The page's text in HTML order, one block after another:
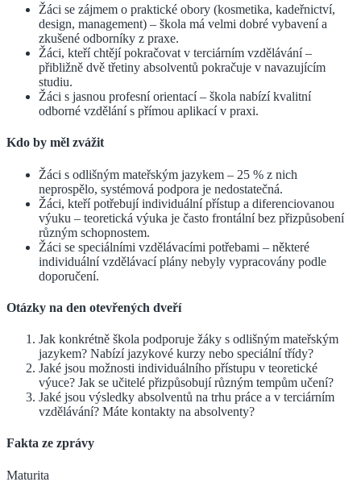
Žáci se zájmem o praktické obory (kosmetika, kadeřnictví,
design, management) – škola má velmi dobré vybavení a
zkušené odborníky z praxe.
Žáci, kteří chtějí pokračovat v terciárním vzdělávání –
přibližně dvě třetiny absolventů pokračuje v navazujícím
studiu.
Žáci s jasnou profesní orientací – škola nabízí kvalitní
odborné vzdělání s přímou aplikací v praxi.
Kdo by měl zvážit
Žáci s odlišným mateřským jazykem – 25 % z nich
neprospělo, systémová podpora je nedostatečná.
Žáci, kteří potřebují individuální přístup a diferenciovanou
výuku – teoretická výuka je často frontální bez přizpůsobení
různým schopnostem.
Žáci se speciálními vzdělávacími potřebami – některé
individuální vzdělávací plány nebyly vypracovány podle
doporučení.
Otázky na den otevřených dveří
Jak konkrétně škola podporuje žáky s odlišným mateřským
jazykem? Nabízí jazykové kurzy nebo speciální třídy?
Jaké jsou možnosti individuálního přístupu v teoretické
výuce? Jak se učitelé přizpůsobují různým tempům učení?
Jaké jsou výsledky absolventů na trhu práce a v terciárním
vzdělávání? Máte kontakty na absolventy?
Fakta ze zprávy
Maturita